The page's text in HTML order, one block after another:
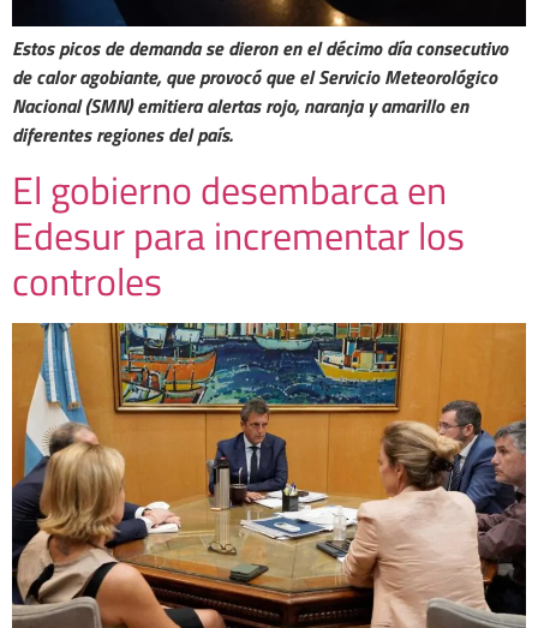
Estos picos de demanda se dieron en el décimo día consecutivo
de calor agobiante, que provocó que el Servicio Meteorológico
Nacional (SMN) emitiera alertas rojo, naranja y amarillo en
diferentes regiones del país.
El gobierno desembarca en
Edesur para incrementar los
controles